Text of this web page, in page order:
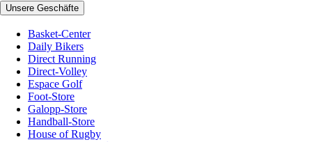
Unsere Geschäfte
Basket-Center
Daily Bikers
Direct Running
Direct-Volley
Espace Golf
Foot-Store
Galopp-Store
Handball-Store
House of Rugby